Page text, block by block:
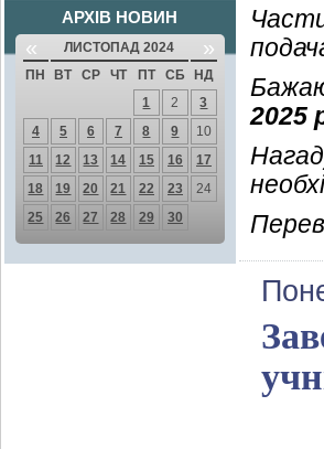
АРХІВ НОВИН
« ЛИСТОПАД 2024 »
ПН ВТ СР ЧТ ПТ СБ
НД
1
2
3
4
5 6 7 8 9
10
11
12 13 14 15 16
17
18
19 20 21 22 23
24
25
26 27 28 29 30
2025